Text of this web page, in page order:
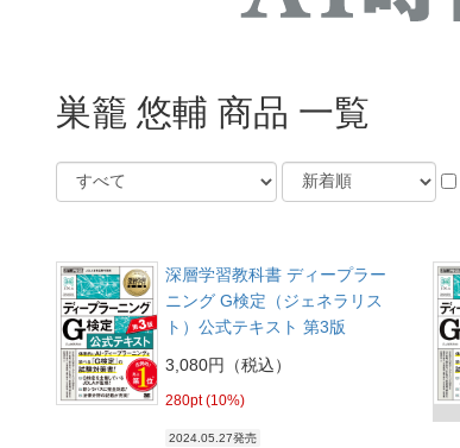
巣籠 悠輔 商品 一覧
深層学習教科書 ディープラー
ニング G検定（ジェネラリス
ト）公式テキスト 第3版
3,080円（税込）
280pt (10%)
2024.05.27発売